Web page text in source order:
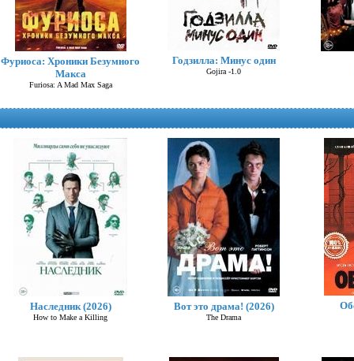
Фуриоса: Хроники Безумного
Макса
Furiosa: A Mad Max Saga
Годзилла: Минус один
Gojira -1.0
Годзилла и Конг: Новая
Godzilla x Kong: The New Empire
Наследник (2026)
How to Make a Killing
Вот это драма! (2026)
The Drama